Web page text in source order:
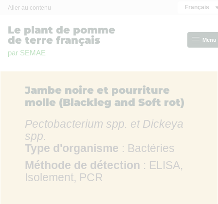
Panneau de gestion des cookies
Aller au contenu Français
Le plant de pomme
de terre français
par SEMAE
Menu
Jambe noire et pourriture
molle (Blackleg and Soft rot)
Pectobacterium spp. et Dickeya
spp.
Type d'organisme : Bactéries
Méthode de détection : ELISA,
Isolement, PCR